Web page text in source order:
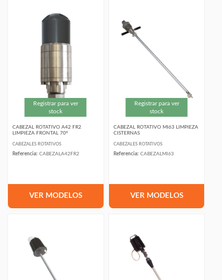
Registrar para ver
stock
CABEZAL ROTATIVO A42 FR2
LIMPIEZA FRONTAL 70º
CABEZALES ROTATIVOS
Referencia: CABEZALA42FR2
VER MODELOS
Registrar para ver
stock
CABEZAL ROTATIVO MI63 LIMPIEZA
CISTERNAS
CABEZALES ROTATIVOS
Referencia: CABEZALMI63
VER MODELOS